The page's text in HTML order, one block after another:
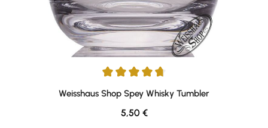
Durchschnittliche Bewertung von 4.77 von 5 Sternen
Weisshaus Shop Spey Whisky Tumbler
Regulärer Preis:
5,50 €